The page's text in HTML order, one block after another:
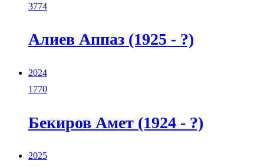
3774
Алиев Аппаз (1925 - ?)
2024
1770
Бекиров Амет (1924 - ?)
2025